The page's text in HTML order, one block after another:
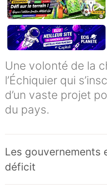
Une volonté de la
l’Échiquier qui
d’un vaste projet
du pays.
Les gouvernements
déficit